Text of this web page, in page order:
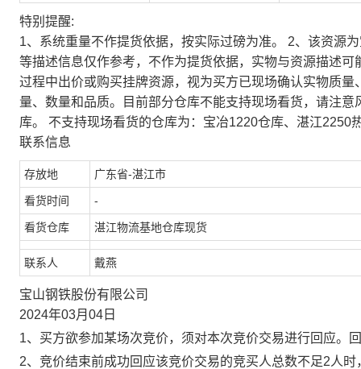
特别提醒:
1、系统重量不作提货依据，按实际过磅为准。 2、该资源
等描述信息仅作参考，不作为提货依据，实物与资源描述
过程中出价或购买挂牌资源，视为买方已现场确认实物质
量、数量和品质。目前部分仓库不能支持现场看货，请注
库。 不支持现场看货的仓库为：宝冶1220仓库、湛江2250
联系信息
存放地 广东省-湛江市
看货时间 -
看货仓库 湛江物流基地仓库现货
联系人 戴燕
宝山钢铁股份有限公司
2024年03月04日
1、买方欲参加某场次竞价，须对本次竞价交易进行回应。
2、竞价结束前成功回应该竞价交易的竞买人总数不足2人